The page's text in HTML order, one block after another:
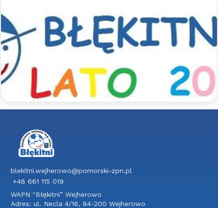
- lato 2026
Zapraszamy na sportowe półkolonie z Błękitnymi.
Jak co roku szykujemy dla uczestników mnóstwo
aktywności sportowych pod opieką
wykwalifikowanych trenerów, a także wspólne
wycieczki integracyjne.
Czytaj więcej >>
blekitni.wejherowo@pomorski-zpn.pl
+48 661 115 019
WAPN "Błękitni” Wejherowo
Adres: ul. Necla 4/16, 84-200 Wejherowo